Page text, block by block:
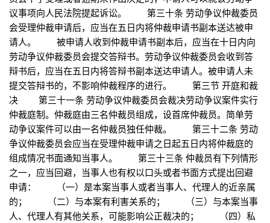
议事项向人民法院提起诉讼。 第三十条 劳动争议仲裁委员
会受理仲裁申请后，应当在五日内将仲裁申请书副本送达被申
请人。 被申请人收到仲裁申请书副本后，应当在十日内向
劳动争议仲裁委员会提交答辩书。劳动争议仲裁委员会收到答
辩书后，应当在五日内将答辩书副本送达申请人。被申请人未
提交答辩书的，不影响仲裁程序的进行。 第三节 开庭和裁
决 第三十一条 劳动争议仲裁委员会裁决劳动争议案件实行
仲裁庭制。仲裁庭由三名仲裁员组成，设首席仲裁员。简单劳
动争议案件可以由一名仲裁员独任仲裁。 第三十二条 劳动
争议仲裁委员会应当在受理仲裁申请之日起五日内将仲裁庭的
组成情况书面通知当事人。 第三十三条 仲裁员有下列情形
之一，应当回避，当事人也有权以口头或者书面方式提出回避
申请： （一）是本案当事人或者当事人、代理人的近亲属
的； （二）与本案有利害关系的； （三）与本案当事
人、代理人有其他关系，可能影响公正裁决的； （四）私